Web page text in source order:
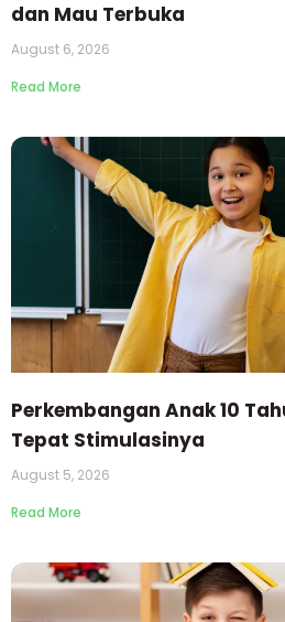
dan Mau Terbuka
August 6, 2026
Read More
Perkembangan Anak 10
Tepat Stimulasinya
August 5, 2026
Read More